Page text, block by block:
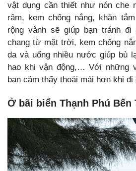
vật dụng cần thiết như nón che
râm, kem chống nắng, khăn
rộng vành sẽ giúp bạn tránh đi
chang từ mặt trời, kem chống
da và uống nhiều nước giúp bù
hao khi vận động,… Với những
bạn cảm thấy thoải mái hơn khi đi
Ở bãi biển Thạnh Phú